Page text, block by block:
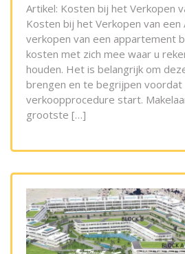
Artikel: Kosten bij het Verkopen
Kosten bij het Verkopen van
verkopen van een appartement
kosten met zich mee waar u
houden. Het is belangrijk om
brengen en te begrijpen voordat
verkoopprocedure start.
grootste […]